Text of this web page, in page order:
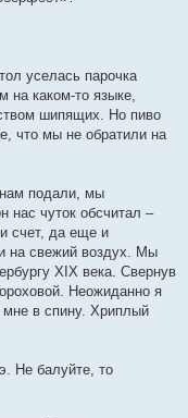
уселась парочка
на каком-то языке,
шипящих. Но пиво
что мы не обратили на
подали, мы
нас чуток обсчитал –
счет, да еще и
на свежий воздух. Мы
XIX века. Свернув
Неожиданно я
мне в спину. Хриплый
Не балуйте, то